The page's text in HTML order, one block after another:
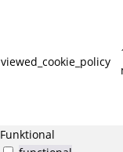
viewed_cookie_policy
Funktional